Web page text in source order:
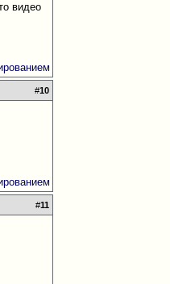
видео
#10
#11